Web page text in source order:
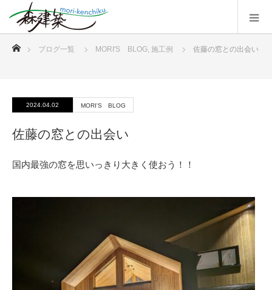
ブログ一覧 MORI'S BLOG, 施工例 佐藤の窓との出会い
2024.04.02 MORI'S BLOG
佐藤の窓との出会い
国内最強の窓を思いっきり大きく使おう！！